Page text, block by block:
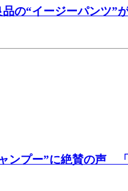
品の“イージーパンツ
ンプー”に絶賛の声